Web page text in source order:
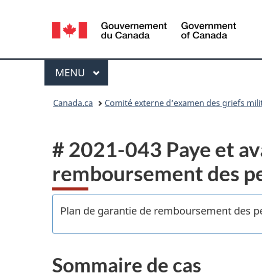
Sélection
de
la
langue
Menu
MENU PRINCIPAL
Canada.ca Comité externe d’examen des griefs
# 2021-043 Paye et
remboursement des
Plan de garantie de remboursement des
Sommaire de cas